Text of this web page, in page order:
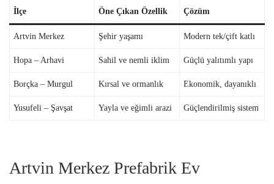
İlçe Öne Çıkan Özellik Çözüm
Artvin Merkez Şehir yaşamı Modern tek/çift katlı
Hopa – Arhavi Sahil ve nemli iklim Güçlü yalıtımlı yapı
Borçka – Murgul Kırsal ve ormanlık Ekonomik, dayanıklı
Yusufeli – Şavşat Yayla ve eğimli arazi Güçlendirilmiş sistem
Artvin Merkez Prefabrik Ev